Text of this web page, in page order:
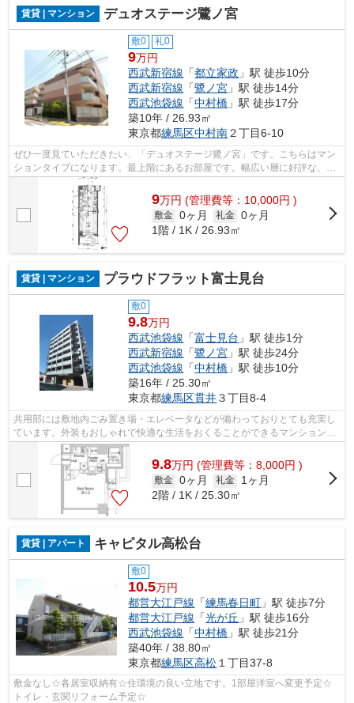
賃貸 | マンション デュオステージ鷺ノ宮
敷0 礼0
9万円
西武新宿線 「都立家政 」駅 徒歩10分
西武新宿線 「鷺ノ宮 」駅 徒歩14分
西武池袋線 「中村橋 」駅 徒歩17分
築10年 / 26.93㎡
東京都練馬区中村南２丁目6-10
ぜひ一度見ていただきたい、「デュオステージ鷺ノ宮」です。こちらはマン
ションタイプになります。最上階にあるお部屋です。幅広い層に好評な、駅
から徒歩10分に立地する物件です。練...
9万円 (管理費等：10,000円 )
敷金 0ヶ月 礼金 0ヶ月
1階 / 1K / 26.93㎡
賃貸 | マンション プラウドフラット富士見台
敷0
9.8万円
西武池袋線 「富士見台 」駅 徒歩1分
西武新宿線 「鷺ノ宮 」駅 徒歩24分
西武池袋線 「中村橋 」駅 徒歩10分
築16年 / 25.30㎡
東京都練馬区貫井３丁目8-4
共用部には敷地内ごみ置き場・エレベータなどが備わっておりとても充実し
ています。外装もおしゃれで快適な生活をおくることができるマンションで
す。雨風から骨組みを守ってくれるの...
9.8万円 (管理費等：8,000円 )
敷金 0ヶ月 礼金
1ヶ月
2階 / 1K / 25.30㎡
賃貸 | アパート キャピタル高松台
敷0
10.5万円
都営大江戸線 「練馬春日町 」駅 徒歩7分
都営大江戸線 「光が丘 」駅 徒歩16分
西武池袋線 「中村橋 」駅 徒歩21分
築40年 / 38.80㎡
東京都練馬区高松 １丁目37-8
敷金なし☆各居室収納有☆住環境の良い立地です。1部屋洋室へ変更予定☆
トイレ・玄関リフォーム予定☆